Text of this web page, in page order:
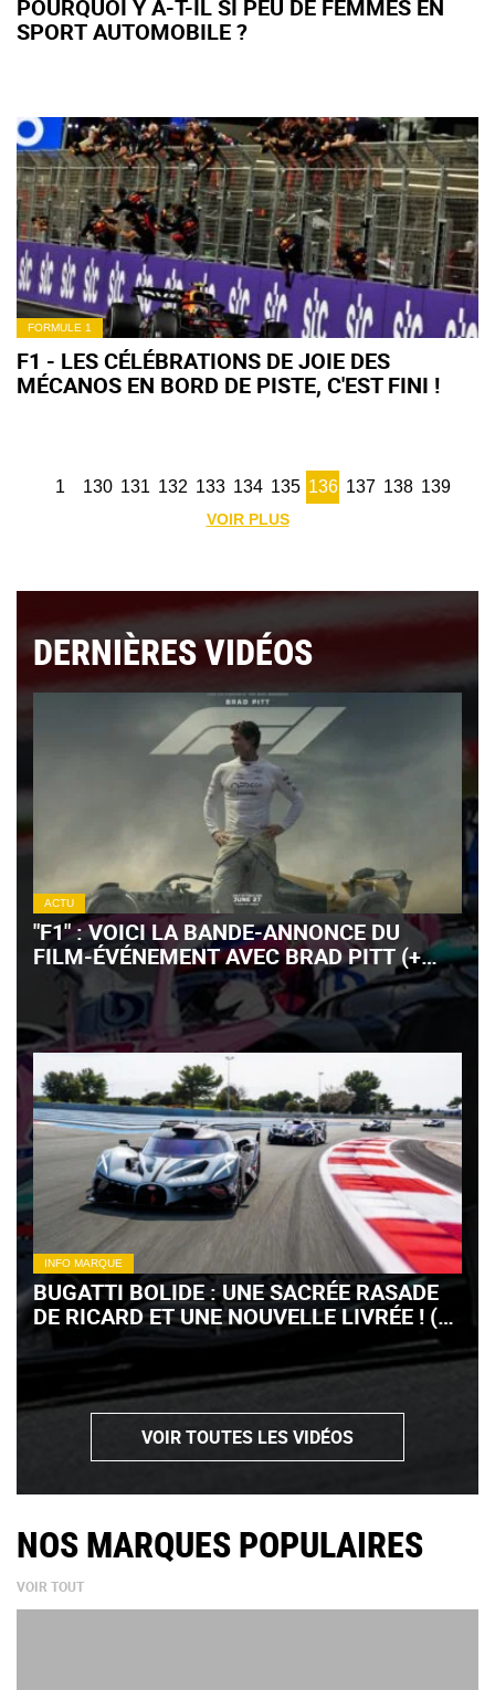
POURQUOI Y A-T-IL SI PEU DE FEMMES EN
SPORT AUTOMOBILE ?
FORMULE 1
F1 - LES CÉLÉBRATIONS DE JOIE DES
MÉCANOS EN BORD DE PISTE, C'EST FINI !
1 130 131 132 133 134 135 136 137 138 139
VOIR PLUS
DERNIÈRES VIDÉOS
ACTU
"F1" : VOICI LA BANDE-ANNONCE DU
FILM-ÉVÉNEMENT AVEC BRAD PITT (+
VIDÉO)
INFO MARQUE
BUGATTI BOLIDE : UNE SACRÉE RASADE
DE RICARD ET UNE NOUVELLE LIVRÉE ! (+
VIDÉO)
VOIR TOUTES LES VIDÉOS
NOS MARQUES POPULAIRES
VOIR TOUT